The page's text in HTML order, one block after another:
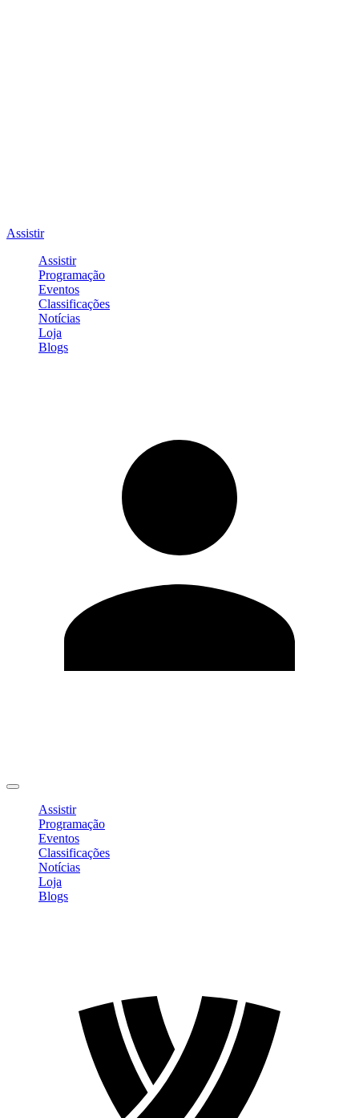
Assistir
Assistir
Programação
Eventos
Classificações
Notícias
Loja
Blogs
Assistir
Programação
Eventos
Classificações
Notícias
Loja
Blogs